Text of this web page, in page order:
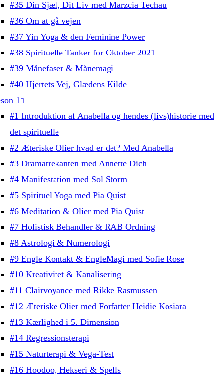
#35 Din Sjæl, Dit Liv med Marzcia Techau
#36 Om at gå vejen
#37 Yin Yoga & den Feminine Power
#38 Spirituelle Tanker for Oktober 2021
#39 Månefaser & Månemagi
#40 Hjertets Vej, Glædens Kilde
1
#1 Introduktion af Anabella og hendes (livs)historie med
det spirituelle
#2 Æteriske Olier hvad er det? Med Anabella
#3 Dramatrekanten med Annette Dich
#4 Manifestation med Sol Storm
#5 Spirituel Yoga med Pia Quist
#6 Meditation & Olier med Pia Quist
#7 Holistisk Behandler & RAB Ordning
#8 Astrologi & Numerologi
#9 Engle Kontakt & EngleMagi med Sofie Rose
#10 Kreativitet & Kanalisering
#11 Clairvoyance med Rikke Rasmussen
#12 Æteriske Olier med Forfatter Heidie Kosiara
#13 Kærlighed i 5. Dimension
#14 Regressionsterapi
#15 Naturterapi & Vega-Test
#16 Hoodoo, Hekseri & Spells